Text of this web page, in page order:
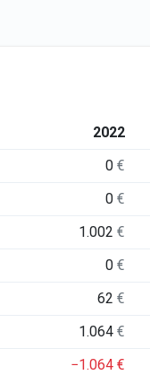
2022
0€
0€
1.002€
0€
62€
1.064€
−1.064€